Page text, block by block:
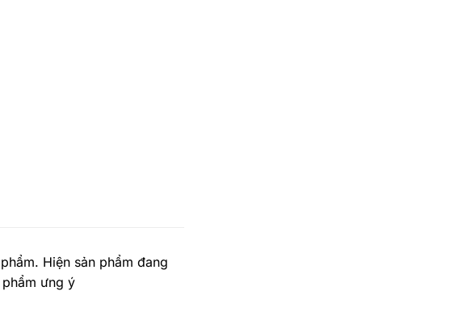
Hiện sản phẩm đang
ưng ý